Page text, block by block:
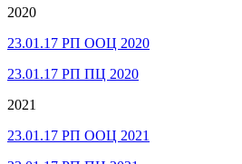
2020
23.01.17 РП ООЦ 2020
23.01.17 РП ПЦ 2020
2021
23.01.17 РП ООЦ 2021